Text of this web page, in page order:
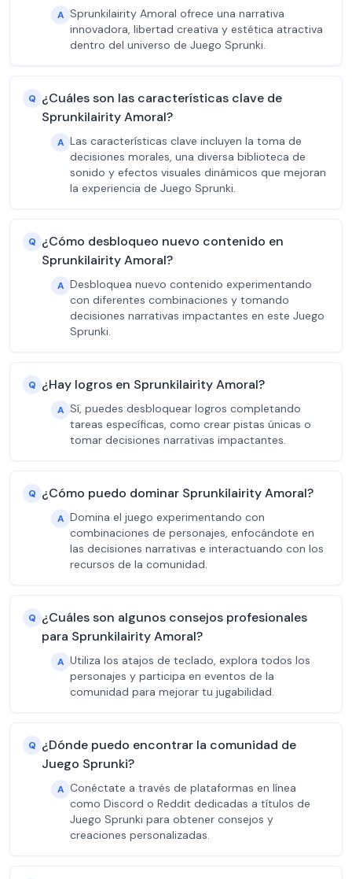
A Sprunkilairity Amoral ofrece una narrativa
innovadora, libertad creativa y estética atractiva
dentro del universo de Juego Sprunki.
Q ¿Cuáles son las características clave de
Sprunkilairity Amoral?
A Las características clave incluyen la toma de
decisiones morales, una diversa biblioteca de
sonido y efectos visuales dinámicos que mejoran
la experiencia de Juego Sprunki.
Q ¿Cómo desbloqueo nuevo contenido en
Sprunkilairity Amoral?
A Desbloquea nuevo contenido experimentando
con diferentes combinaciones y tomando
decisiones narrativas impactantes en este Juego
Sprunki.
Q ¿Hay logros en Sprunkilairity Amoral?
A Sí, puedes desbloquear logros completando
tareas específicas, como crear pistas únicas o
tomar decisiones narrativas impactantes.
Q ¿Cómo puedo dominar Sprunkilairity Amoral?
A Domina el juego experimentando con
combinaciones de personajes, enfocándote en
las decisiones narrativas e interactuando con los
recursos de la comunidad.
Q ¿Cuáles son algunos consejos profesionales
para Sprunkilairity Amoral?
A Utiliza los atajos de teclado, explora todos los
personajes y participa en eventos de la
comunidad para mejorar tu jugabilidad.
Q ¿Dónde puedo encontrar la comunidad de
Juego Sprunki?
A Conéctate a través de plataformas en línea
como Discord o Reddit dedicadas a títulos de
Juego Sprunki para obtener consejos y
creaciones personalizadas.